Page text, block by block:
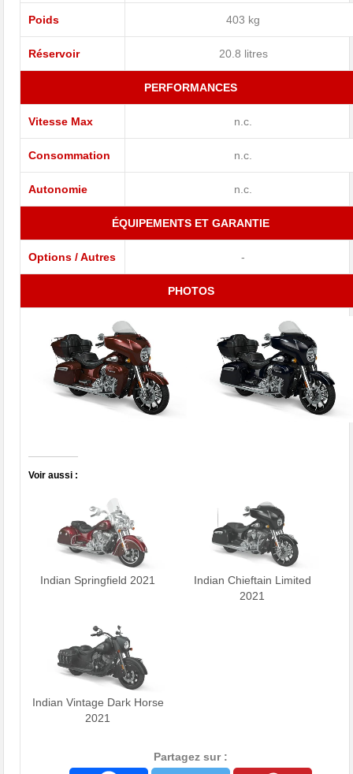
Poids 403 kg
Réservoir 20.8 litres
PERFORMANCES
Vitesse Max n.c.
Consommation n.c.
Autonomie n.c.
ÉQUIPEMENTS ET GARANTIE
Options / Autres -
PHOTOS
Voir aussi :
Indian Springfield 2021
Indian Chieftain Limited
2021
Indian Vintage Dark Horse
2021
Partagez sur :